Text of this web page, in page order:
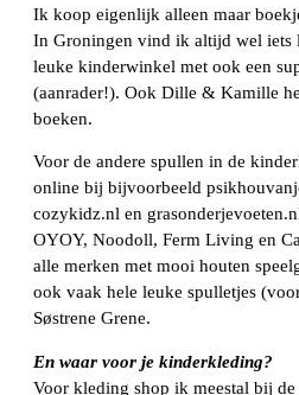
Ik koop eigenlijk alleen maar
In Groningen vind ik altijd wel iets
leuke kinderwinkel met ook een
(aanrader!). Ook Dille & Kamille
boeken.
Voor de andere spullen in de
online bij bijvoorbeeld
cozykidz.nl en
OYOY, Noodoll, Ferm Living en
alle merken met mooi houten
ook vaak hele leuke spulletjes
Søstrene Grene.
En waar voor je kinderkleding?
Voor kleding shop ik meestal bij de